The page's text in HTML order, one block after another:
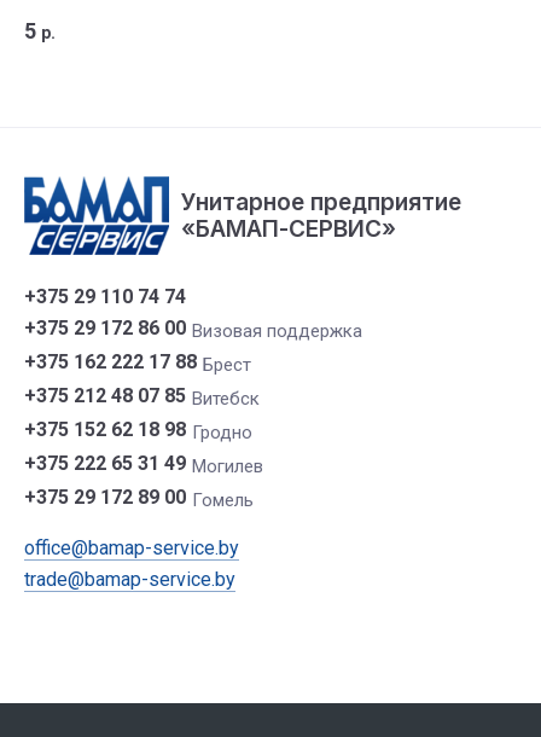
5 р.
Унитарное предприятие
«БАМАП-СЕРВИС»
+375 29 110 74 74
+375 29 172 86 00 Визовая поддержка
+375 162 222 17 88 Брест
+375 212 48 07 85 Витебск
+375 152 62 18 98 Гродно
+375 222 65 31 49 Могилев
+375 29 172 89 00 Гомель
office@bamap-service.by
trade@bamap-service.by